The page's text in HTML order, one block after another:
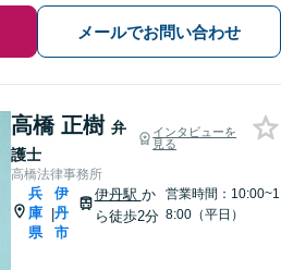
メールでお問い合わせ
高橋 正樹 弁
護士
インタビューを
見る
高橋法律事務所
兵
庫
県
|
伊
丹
市
伊丹駅 か
ら徒歩2分
営業時間：10:00~1
8:00（平日）